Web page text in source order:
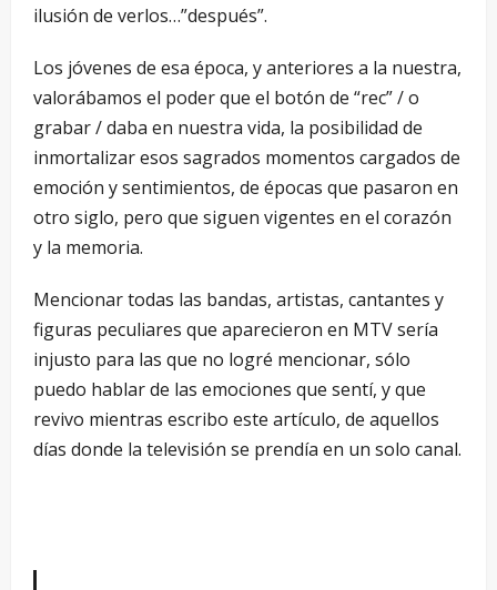
ilusión de verlos…”después”.
Los jóvenes de esa época, y anteriores a la nuestra,
valorábamos el poder que el botón de “rec” / o
grabar / daba en nuestra vida, la posibilidad de
inmortalizar esos sagrados momentos cargados de
emoción y sentimientos, de épocas que pasaron en
otro siglo, pero que siguen vigentes en el corazón
y la memoria.
Mencionar todas las bandas, artistas, cantantes y
figuras peculiares que aparecieron en MTV sería
injusto para las que no logré mencionar, sólo
puedo hablar de las emociones que sentí, y que
revivo mientras escribo este artículo, de aquellos
días donde la televisión se prendía en un solo canal.